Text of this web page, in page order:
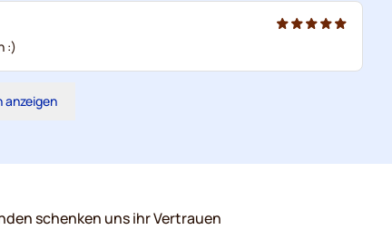
:)
anzeigen
schenken uns ihr Vertrauen